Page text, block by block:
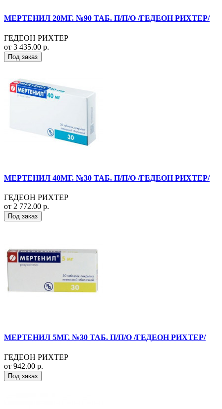
МЕРТЕНИЛ 20МГ. №90 ТАБ. П/П/О /ГЕДЕОН РИХТЕР/
ГЕДЕОН РИХТЕР
от 3 435.00 р.
Под заказ
МЕРТЕНИЛ 40МГ. №30 ТАБ. П/П/О /ГЕДЕОН РИХТЕР/
ГЕДЕОН РИХТЕР
от 2 772.00 р.
Под заказ
МЕРТЕНИЛ 5МГ. №30 ТАБ. П/П/О /ГЕДЕОН РИХТЕР/
ГЕДЕОН РИХТЕР
от 942.00 р.
Под заказ